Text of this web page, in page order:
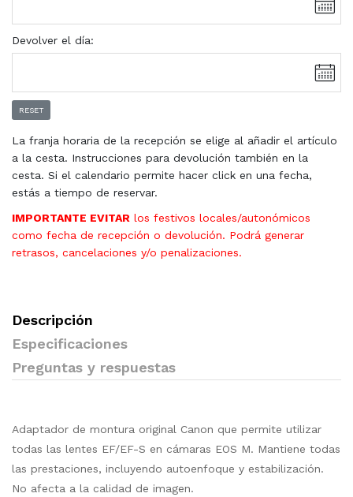
Devolver el día:
RESET
La franja horaria de la recepción se elige al añadir el artículo
a la cesta. Instrucciones para devolución también en la
cesta. Si el calendario permite hacer click en una fecha,
estás a tiempo de reservar.
IMPORTANTE EVITAR los festivos locales/autonómicos
como fecha de recepción o devolución. Podrá generar
retrasos, cancelaciones y/o penalizaciones.
Descripción
Especificaciones
Preguntas y respuestas
Adaptador de montura original Canon que permite utilizar
todas las lentes EF/EF-S en cámaras EOS M. Mantiene todas
las prestaciones, incluyendo autoenfoque y estabilización.
No afecta a la calidad de imagen.